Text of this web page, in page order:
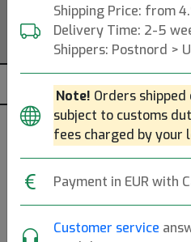
Shipping Price: from
Delivery Time: 2-5
Shippers: Postnord >
Note! Orders shipped
subject to customs
fees charged by your
Payment in EUR with
Customer service
Här hittar du
väskor till korgar